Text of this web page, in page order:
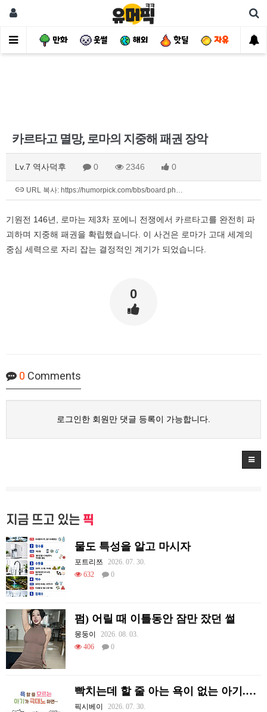
사건 만화 웃썰 해외 핫딜 자유
카르타고 멸망, 로마의 지중해 패권 장악
Lv.7 역사덕후 0 2346 0
URL 복사: https://humorpick.com/bbs/board.ph…
기원전 146년, 로마는 제3차 포에니 전쟁에서 카르타고를 완전히 파
괴하며 지중해 패권을 확립했습니다. 이 사건은 로마가 고대 세계의
중심 세력으로 자리 잡는 결정적인 계기가 되었습니다.
0
0 Comments
로그인한 회원만 댓글 등록이 가능합니다.
지금 뜨고 있는 픽
물도 특성을 알고 마시자
포트리쯔
2026. 07. 30.
632
0
펌) 어릴 때 이틀동안 잠만 잤던 썰
몽둥이
2026. 08. 03.
406
0
빡치는데 할 줄 아는 욕이 없는 아기.Manhwa
픽시베이
2026. 07. 30.